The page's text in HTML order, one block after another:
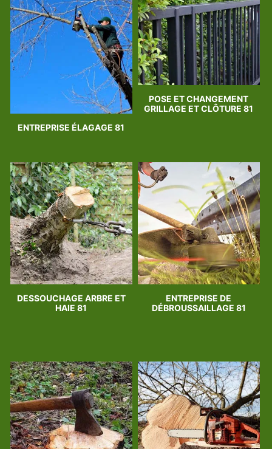
ENTREPRISE ÉLAGAGE 81
POSE ET CHANGEMENT
GRILLAGE ET CLÔTURE 81
DESSOUCHAGE ARBRE ET
HAIE 81
ENTREPRISE DE
DÉBROUSSAILLAGE 81